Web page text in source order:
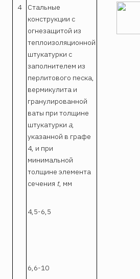
4
Стальные
конструкции с
огнезащитой из
теплоизоляционной
штукатурки с
заполнителем из
перлитового песка,
вермикулита и
гранулированной
ваты при толщине
штукатурки a,
указанной в графе
4, и при
минимальной
толщине элемента
сечения t, мм
4,5-6,5
6,6-10